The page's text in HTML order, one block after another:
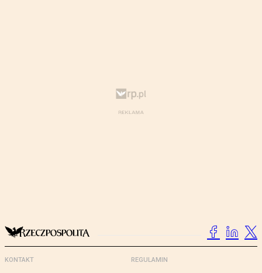
KONTAKT REGULAMIN